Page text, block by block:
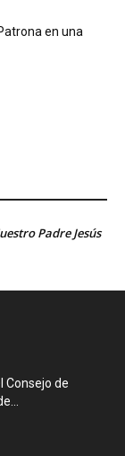
en una
Padre Jesús
Consejo de